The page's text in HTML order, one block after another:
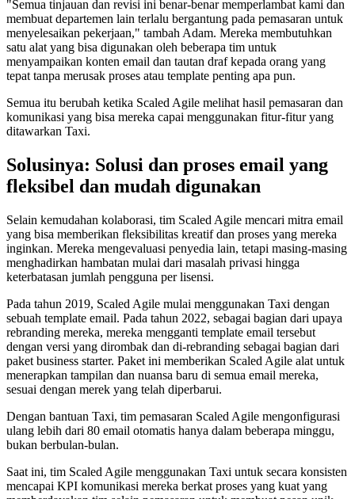
"Semua tinjauan dan revisi ini benar-benar memperlambat kami dan
membuat departemen lain terlalu bergantung pada pemasaran untuk
menyelesaikan pekerjaan," tambah Adam. Mereka membutuhkan
satu alat yang bisa digunakan oleh beberapa tim untuk
menyampaikan konten email dan tautan draf kepada orang yang
tepat tanpa merusak proses atau template penting apa pun.
Semua itu berubah ketika Scaled Agile melihat hasil pemasaran dan
komunikasi yang bisa mereka capai menggunakan fitur-fitur yang
ditawarkan Taxi.
Solusinya: Solusi dan proses email yang
fleksibel dan mudah digunakan
Selain kemudahan kolaborasi, tim Scaled Agile mencari mitra email
yang bisa memberikan fleksibilitas kreatif dan proses yang mereka
inginkan. Mereka mengevaluasi penyedia lain, tetapi masing-masing
menghadirkan hambatan mulai dari masalah privasi hingga
keterbatasan jumlah pengguna per lisensi.
Pada tahun 2019, Scaled Agile mulai menggunakan Taxi dengan
sebuah template email. Pada tahun 2022, sebagai bagian dari upaya
rebranding mereka, mereka mengganti template email tersebut
dengan versi yang dirombak dan di-rebranding sebagai bagian dari
paket business starter. Paket ini memberikan Scaled Agile alat untuk
menerapkan tampilan dan nuansa baru di semua email mereka,
sesuai dengan merek yang telah diperbarui.
Dengan bantuan Taxi, tim pemasaran Scaled Agile mengonfigurasi
ulang lebih dari 80 email otomatis hanya dalam beberapa minggu,
bukan berbulan-bulan.
Saat ini, tim Scaled Agile menggunakan Taxi untuk secara konsisten
mencapai KPI komunikasi mereka berkat proses yang kuat yang